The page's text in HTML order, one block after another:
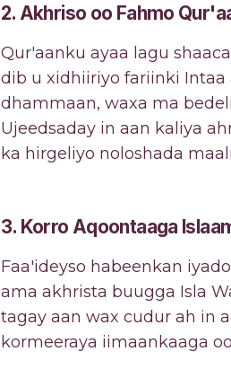
2. Akhriso oo Fahmo
Qur'aanku ayaa lagu
dib u xidhiiriyo fariinki Intaa
dhammaan, waxa ma
Ujeedsaday in aan kaliya
ka hirgeliyo noloshada
3. Korro Aqoontaaga
Faa'ideyso habeenkan
ama akhrista buugga Isla
tagay aan wax cudur ah in
kormeeraya iimaankaaga